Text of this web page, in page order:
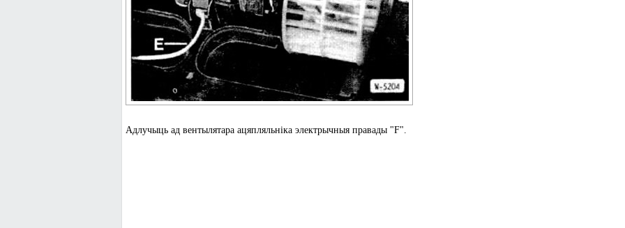
Адлучыць ад вентылятара ацяпляльніка электрычныя правады "F".